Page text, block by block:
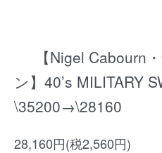
【Nigel Cabourn
ン】40’s MILITARY
\35200→\28160
28,160円(税2,560円)